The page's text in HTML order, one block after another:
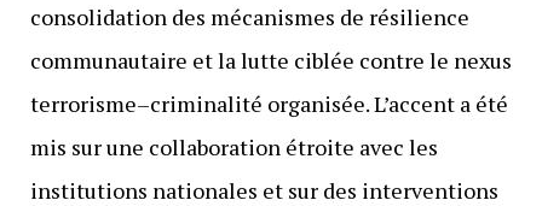
consolidation des mécanismes de résilience
communautaire et la lutte ciblée contre le nexus
terrorisme–criminalité organisée. L’accent a été
mis sur une collaboration étroite avec les
institutions nationales et sur des interventions